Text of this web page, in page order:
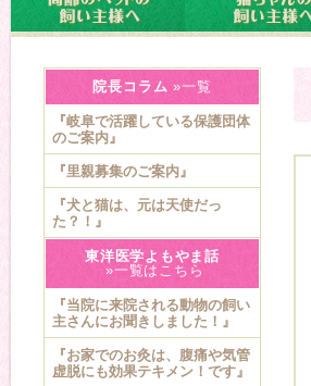
院長コラム »一覧
『岐阜で活躍している保護団体
のご案内』
『里親募集のご案内』
『犬と猫は、元は天使だっ
た？！』
東洋医学よもやま話
»一覧はこちら
『当院に来院される動物の飼い
主さんにお聞きしました！』
『お家でのお灸は、腹痛や気管
虚脱にも効果テキメン！です』